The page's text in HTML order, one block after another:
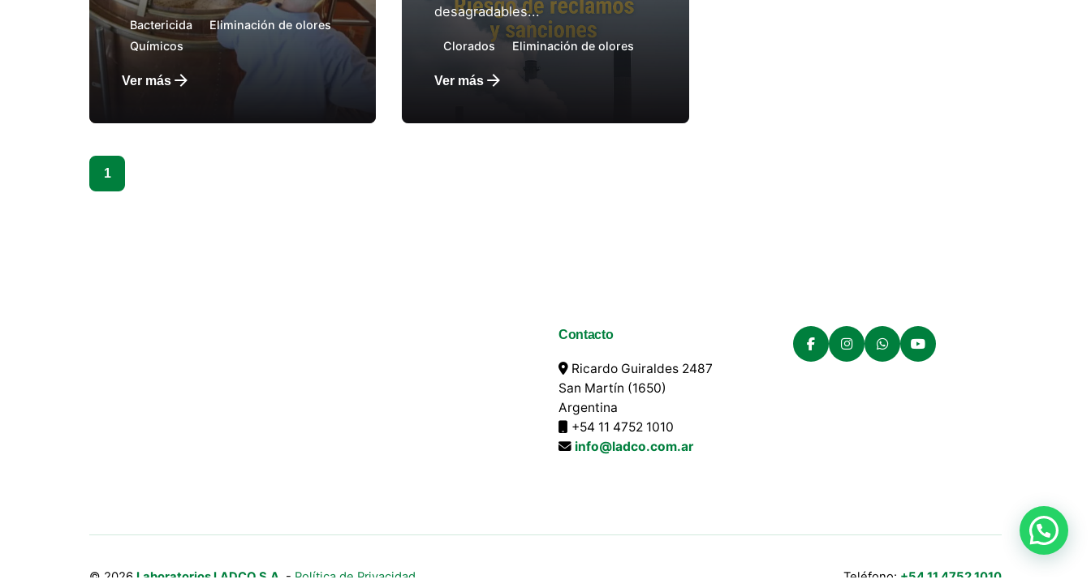
Bactericida
Eliminación de olores
Químicos
Ver más
desagradables...
Clorados Eliminación de olores
Ver más
1
Contacto
Ricardo Guiraldes 2487
San Martín (1650)
Argentina
+54 11 4752 1010
info@ladco.com.ar
© 2026 Laboratorios LADCO S.A. - Política de Privacidad Teléfono: +54 11 4752 1010